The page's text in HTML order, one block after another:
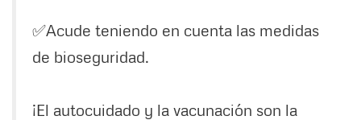
✅Acude teniendo en cuenta las medidas
de bioseguridad.
¡El autocuidado y la vacunación son la